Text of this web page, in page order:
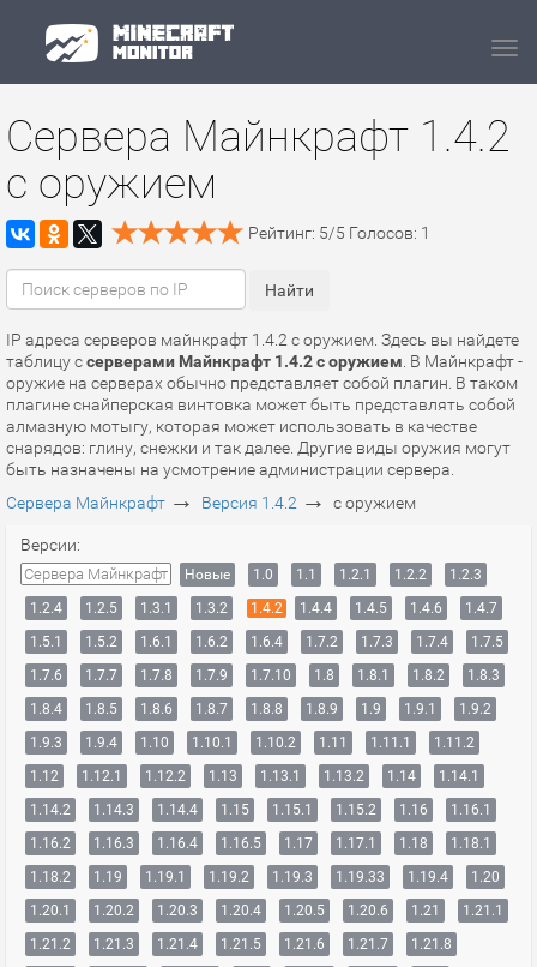
Сервера Майнкрафт 1.4.2
с оружием
Рейтинг: 5/5 Голосов: 1
IP адреса серверов майнкрафт 1.4.2 с оружием. Здесь вы найдете
таблицу ссерверами Майнкрафт 1.4.2 с оружием . В Майнкрафт -
оружие на серверах обычно представляет собой плагин. В таком
плагине снайперская винтовка может быть представлять собой
алмазную мотыгу, которая может использовать в качестве
снарядов: глину, снежки и так далее. Другие виды оружия могут
быть назначены на усмотрение администрации сервера.
Сервера Майнкрафт → Версия 1.4.2 → с оружием
Версии:
Сервера Майнкрафт Новые 1.0 1.1 1.2.1 1.2.2
1.2.3
1.2.4
1.2.5 1.3.1 1.3.2 1.4.2 1.4.4 1.4.5 1.4.6
1.4.7
1.5.1
1.5.2 1.6.1 1.6.2 1.6.4 1.7.2 1.7.3 1.7.4
1.7.5
1.7.6
1.7.7 1.7.8 1.7.9 1.7.10 1.8 1.8.1 1.8.2
1.8.3
1.8.4
1.8.5 1.8.6 1.8.7 1.8.8 1.8.9 1.9 1.9.1
1.9.2
1.9.3
1.9.4 1.10 1.10.1 1.10.2 1.11 1.11.1
1.11.2
1.12
1.12.1 1.12.2 1.13 1.13.1 1.13.2 1.14
1.14.1
1.14.2
1.14.3 1.14.4 1.15 1.15.1 1.15.2 1.16
1.16.1
1.16.2
1.16.3 1.16.4 1.16.5 1.17 1.17.1 1.18
1.18.1
1.18.2
1.19 1.19.1 1.19.2 1.19.3 1.19.33 1.19.4
1.20
1.20.1
1.20.2 1.20.3 1.20.4 1.20.5 1.20.6 1.21
1.21.1
1.21.2
1.21.3 1.21.4 1.21.5 1.21.6 1.21.7
1.21.8